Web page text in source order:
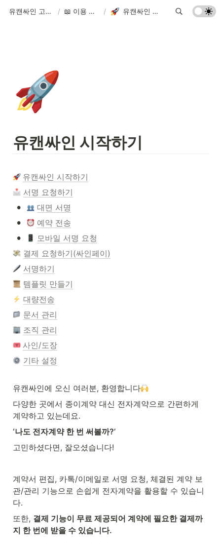
유캔싸인 고객센터 / 📖 이용 가이드 / 유캔싸인 시작하기
🚀
유캔싸인 시작하기
유캔싸인 시작하기
서명 요청하기
• 대면 서명
• 예약 전송
•
모바일 서명 요청
결제 요청하기(싸인페이)
서명하기
템플릿 만들기
대량전송
문서 관리
조직 관리
사인/도장
기타 설정
유캔싸인에 오신 여러분, 환영합니다
다양한 곳에서 종이계약 대신 전자계약으로 간편하게
계약하고 있는데요.
‘나도 전자계약 한 번 써볼까?’
고민하셨다면, 잘오셨습니다!
계약서 편집, 카톡/이메일로 서명 요청, 체결된 계약 보
관/관리 기능으로 손쉽게 전자계약을 활용할 수 있습니
다.
또한, 결제 기능이 무료 제공되어 계약에 필요한 결제까
지 한 번에 받을 수 있습니다.